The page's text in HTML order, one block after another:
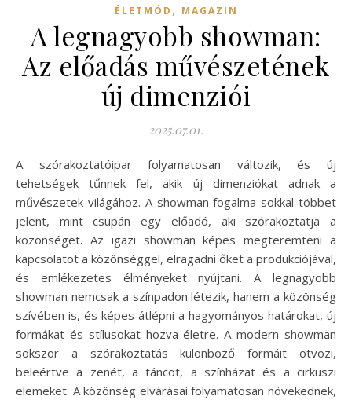
ÉLETMÓD , MAGAZIN
A legnagyobb showman:
Az előadás művészetének
új dimenziói
2025.07.01.
A szórakoztatóipar folyamatosan változik, és új
tehetségek tűnnek fel, akik új dimenziókat adnak a
művészetek világához. A showman fogalma sokkal többet
jelent, mint csupán egy előadó, aki szórakoztatja a
közönséget. Az igazi showman képes megteremteni a
kapcsolatot a közönséggel, elragadni őket a produkciójával,
és emlékezetes élményeket nyújtani. A legnagyobb
showman nemcsak a színpadon létezik, hanem a közönség
szívében is, és képes átlépni a hagyományos határokat, új
formákat és stílusokat hozva életre. A modern showman
sokszor a szórakoztatás különböző formáit ötvözi,
beleértve a zenét, a táncot, a színházat és a cirkuszi
elemeket. A közönség elvárásai folyamatosan növekednek,